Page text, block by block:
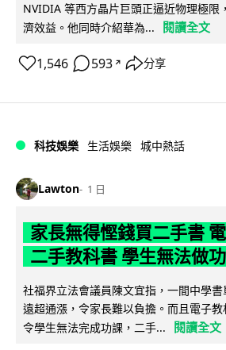
NVIDIA 等西方晶片巨頭正逼近物理極限
濟效益。他同時介紹華為...
閱讀全文
1,546 593 ↗ 分享
科技娛樂 生活娛樂 城中熱話
Lawton 1 日
家長無得慳錢買二手書
二手教科書 學生無法做
社福界立法會議員陳文宜指，一間中學
遠超通漲，令家長難以負擔。而且電子教
令學生無法完成功課，二手...
閱讀全文